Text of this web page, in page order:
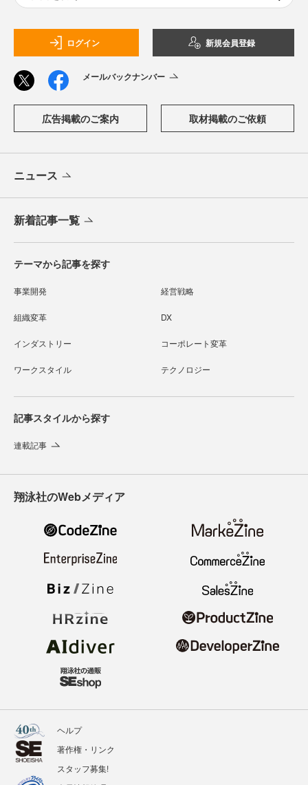
ログイン 新規会員登録
メールバックナンバー
広告掲載のご案内 取材掲載のご依頼
ニュース
新着記事一覧
テーマから記事を探す
事業開発 経営戦略
組織変革 DX
インダストリー コーポレート変革
ワークスタイル テクノロジー
記事スタイルから探す
連載記事
翔泳社のWebメディア
ヘルプ
著作権・リンク
スタッフ募集!